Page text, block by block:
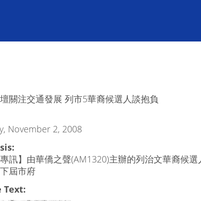
關注交通發展 列市5華裔候選人談抱負
November 2, 2008
專訊】由華僑之聲(AM1320)主辦的列治文華裔候
屆市府
Text: